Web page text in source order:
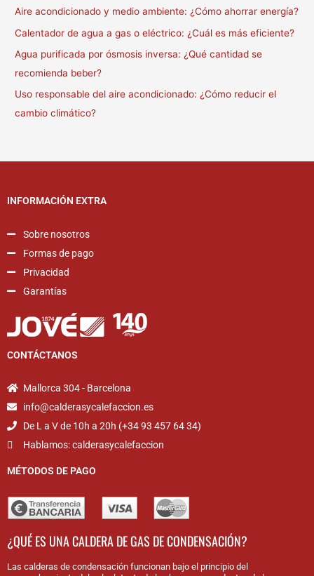
Aire acondicionado y medio ambiente: ¿Cómo ahorrar energía?
Calentador de agua a gas o eléctrico: ¿Cuál es más eficiente?
Agua purificada por ósmosis inversa: ¿Qué cantidad se
recomienda beber?
Uso responsable del aire acondicionado: ¿Cómo reducir el
cambio climático?
INFORMACIÓN EXTRA
Sobre nosotros
Formas de pago
Privacidad
Garantías
CONTÁCTANOS
Mallorca 304 - Barcelona
info@calderasycalefaccion.es
De L a V de 10h a 20h (+34 93 457 64 34)
Hablamos: calderasycalefaccion
MÉTODOS DE PAGO
¿QUÉ ES UNA CALDERA DE GAS DE CONDENSACIÓN?
Las calderas de condensación funcionan bajo el principio del